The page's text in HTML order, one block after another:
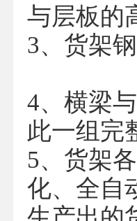
与层板
3、货架
4、横梁
此一组
5、货架
化、全自